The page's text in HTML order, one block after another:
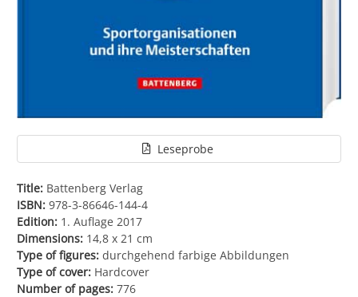
Leseprobe
Title: Battenberg Verlag
ISBN: 978-3-86646-144-4
Edition: 1. Auflage 2017
Dimensions: 14,8 x 21 cm
Type of figures: durchgehend farbige Abbildungen
Type of cover: Hardcover
Number of pages: 776